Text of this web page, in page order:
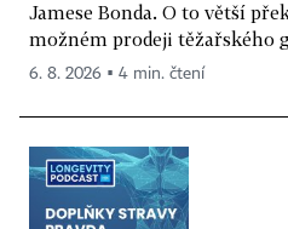
Jamese Bonda. O to větší
možném prodeji těžařského
6. 8. 2026 ▪ 4 min. čtení